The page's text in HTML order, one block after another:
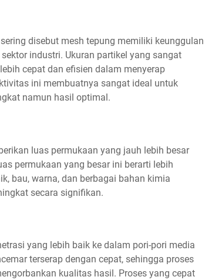
disebut mesh tepung memiliki keunggulan
industri. Ukuran partikel yang sangat
cepat dan efisien dalam menyerap
ini membuatnya sangat ideal untuk
namun hasil optimal.
luas permukaan yang jauh lebih besar
permukaan yang besar ini berarti lebih
bau, warna, dan berbagai bahan kimia
secara signifikan.
yang lebih baik ke dalam pori-pori media
terserap dengan cepat, sehingga proses
kualitas hasil. Proses yang cepat